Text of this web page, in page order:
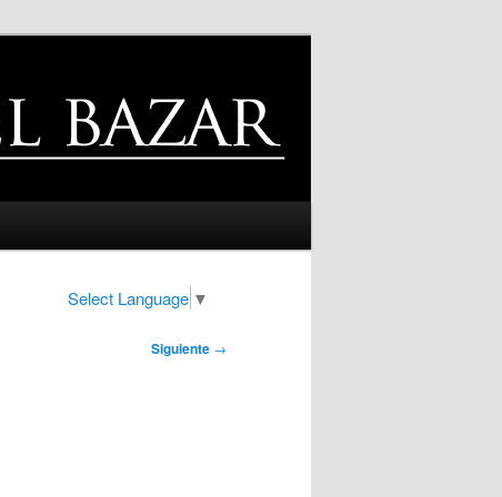
Select Language ▼
Siguiente →